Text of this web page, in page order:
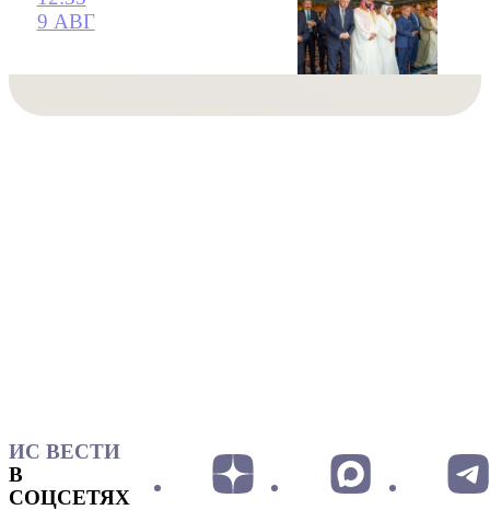
9 АВГ
ИС ВЕСТИ
В
СОЦСЕТЯХ